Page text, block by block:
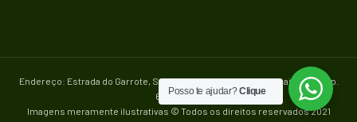
Endereço: Estrada do Garrote, S/N – Km 12 – Zona Rural - Caucaia/Ce – Cep.
61600-600
Imagens meramente ilustrativas © Todos os direitos reservados 2021
Posso te ajudar?Clique